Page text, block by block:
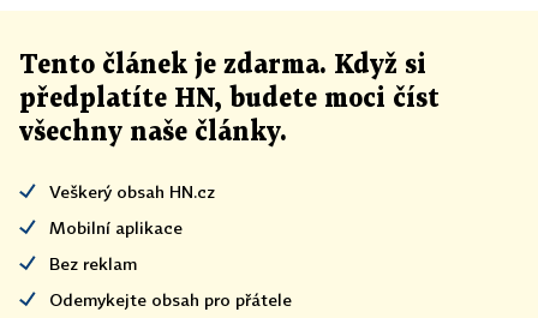
Tento článek je zdarma. Když si
předplatíte HN, budete moci číst
všechny naše články.
Veškerý obsah HN.cz
Mobilní aplikace
Bez reklam
Odemykejte obsah pro přátele